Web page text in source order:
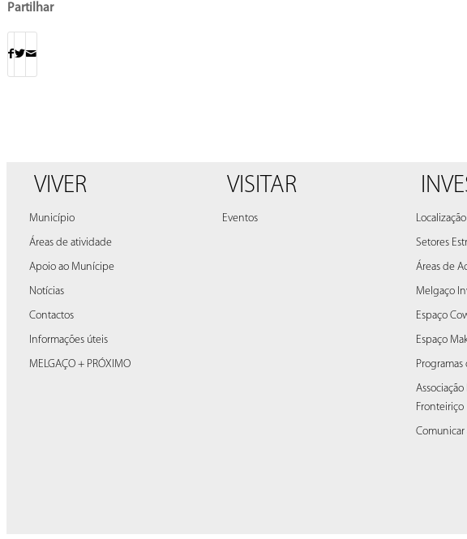
Partilhar
VIVER
Município
Áreas de atividade
Apoio ao Munícipe
Notícias
Contactos
Informações úteis
MELGAÇO + PRÓXIMO
VISITAR
Eventos
Localização
Setores
Áreas de
Melgaço
Espaço
Espaço
Fronteiriço